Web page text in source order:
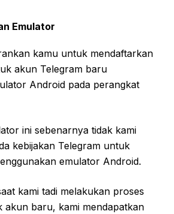
Emulator
kamu untuk mendaftarkan
akun Telegram baru
Android pada perangkat
ini sebenarnya tidak kami
kebijakan Telegram untuk
emulator Android.
kami tadi melakukan proses
akun baru, kami mendapatkan